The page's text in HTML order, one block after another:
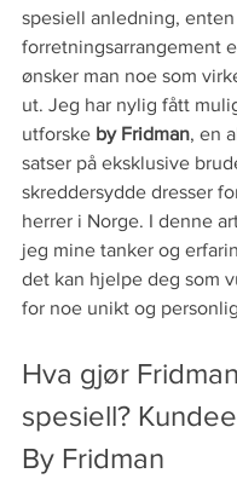
spesiell anledning,
forretningsarrangement
ønsker man noe som
ut. Jeg har nylig fått
utforske by Fridman, en
satser på eksklusive
skreddersydde dresser
herrer i Norge. I denne
jeg mine tanker og
det kan hjelpe deg som
for noe unikt og
Hva gjør
spesiell?
By Fridman